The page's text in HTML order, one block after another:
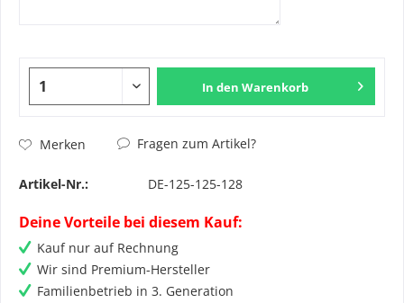
In den Warenkorb
Merken Fragen zum Artikel?
Artikel-Nr.: DE-125-125-128
Deine Vorteile bei diesem Kauf:
Kauf nur auf Rechnung
Wir sind Premium-Hersteller
Familienbetrieb in 3. Generation